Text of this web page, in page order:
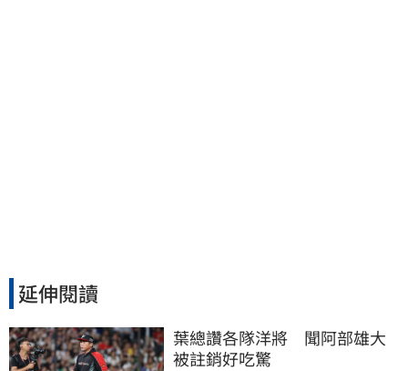
延伸閱讀
葉總讚各隊洋將　聞阿部雄大
被註銷好吃驚